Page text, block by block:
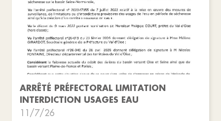
ARRÊTÉ PRÉFECTORAL LIMITATION
INTERDICTION USAGES EAU
11/7/26